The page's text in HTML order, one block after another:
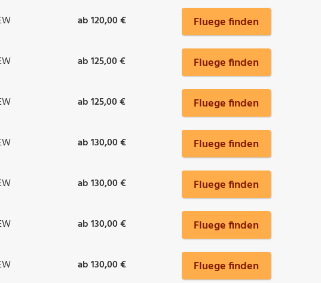
ab 120,00 € Fluege finden
ab 125,00 € Fluege finden
ab 125,00 € Fluege finden
ab 130,00 € Fluege finden
ab 130,00 € Fluege finden
ab 130,00 € Fluege finden
ab 130,00 € Fluege finden